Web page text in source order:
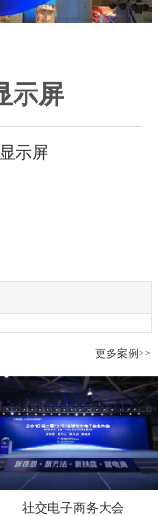
屏
示屏
示屏
更多案例>>
社交电子商务大会